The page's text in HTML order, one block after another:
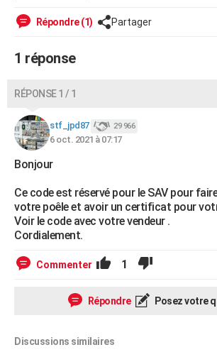
Forum
Aménagement intérieur
Extérieur
Cuisine
Salle de bains
Jardinage
Rangement
WEEK-END
Alimentation
Guide de la santé
Destinations
City break
Voyage nature
Voyage de noces
Forum
Climat
+PHOTO
GUIDES D'ACHAT
BONS PLANS
CARTE DE VOEUX
Dictionnaire
Biographies
Citations
Expressions
Proverbes
COPAINS D'AVANT
AVIS DE DÉCÈS
Répondre (1) Partager
1 réponse
RÉPONSE 1 / 1
stf_jpd87 29 966
6 oct. 2021 à 07:17
Bonjour
Ce code est réservé pour le SAV pour
votre poêle et avoir un certificat pour
Voir le code avec votre vendeur .
Cordialement.
Commenter 1
Répondre Posez votre
Discussions similaires